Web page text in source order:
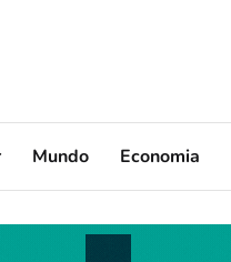
Mundo Economia